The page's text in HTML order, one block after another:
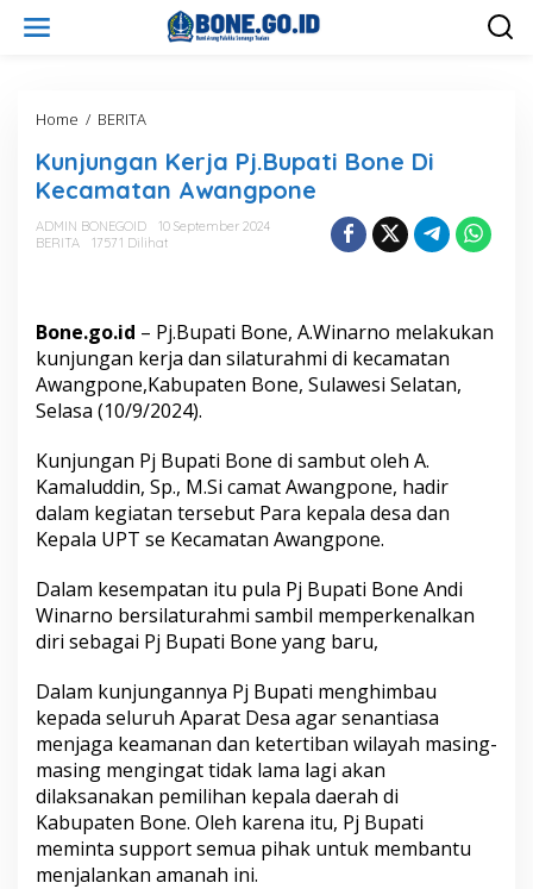
Home / BERITA
n
j
u
g
e
r
j
a
P
.
B
u
p
a
i
B
o
n
D
i
K
e
c
a
m
a
t
Kunjungan Kerja Pj.Bupati Bone Di
Kecamatan Awangpone
ADMIN BONEGOID
10 September 2024
BERITA
17571 Dilihat
Bone.go.id – Pj.Bupati Bone, A.Winarno melakukan
kunjungan kerja dan silaturahmi di kecamatan
Awangpone,Kabupaten Bone, Sulawesi Selatan,
Selasa (10/9/2024).
Kunjungan Pj Bupati Bone di sambut oleh A.
Kamaluddin, Sp., M.Si camat Awangpone, hadir
dalam kegiatan tersebut Para kepala desa dan
Kepala UPT se Kecamatan Awangpone.
Dalam kesempatan itu pula Pj Bupati Bone Andi
Winarno bersilaturahmi sambil memperkenalkan
diri sebagai Pj Bupati Bone yang baru,
Dalam kunjungannya Pj Bupati menghimbau
kepada seluruh Aparat Desa agar senantiasa
menjaga keamanan dan ketertiban wilayah masing-
masing mengingat tidak lama lagi akan
dilaksanakan pemilihan kepala daerah di
Kabupaten Bone. Oleh karena itu, Pj Bupati
meminta support semua pihak untuk membantu
menjalankan amanah ini.